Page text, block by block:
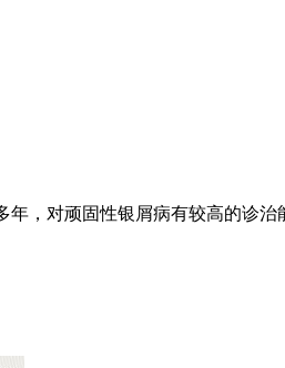
年，对顽固性银屑病有较高的诊